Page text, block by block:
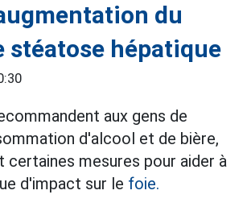
du
stéatose hépatique
aux gens de
d'alcool et de bière,
certaines mesures pour aider à
d'impact sur le foie.